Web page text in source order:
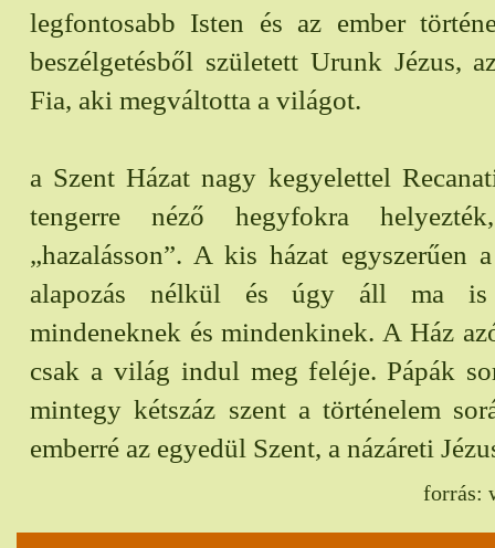
legfontosabb Isten és az ember
beszélgetésből született Urunk Jézus,
Fia, aki megváltotta a világot.
a Szent Házat nagy kegyelettel
tengerre néző hegyfokra
„hazalásson”. A kis házat egyszerűen
alapozás nélkül és úgy áll ma is
mindeneknek és mindenkinek. A Ház
csak a világ indul meg feléje. Pápák
mintegy kétszáz szent a történelem
emberré az egyedül Szent, a názáreti
forrás: